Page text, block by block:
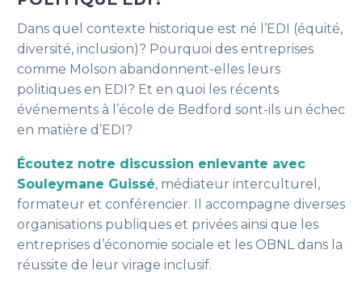
Dans quel contexte historique est né l’EDI (équité,
diversité, inclusion)? Pourquoi des entreprises
comme Molson abandonnent-elles leurs
politiques en EDI? Et en quoi les récents
événements à l’école de Bedford sont-ils un échec
en matière d’EDI?
Écoutez notre d iscussion enlevante avec
Souleymane Guissé, médiateur interculturel,
formateur et conférencier. Il accompagne diverses
organisations publiques et privées ainsi que les
entreprises d’économie sociale et les OBNL dans la
réussite de leur virage inclusif.